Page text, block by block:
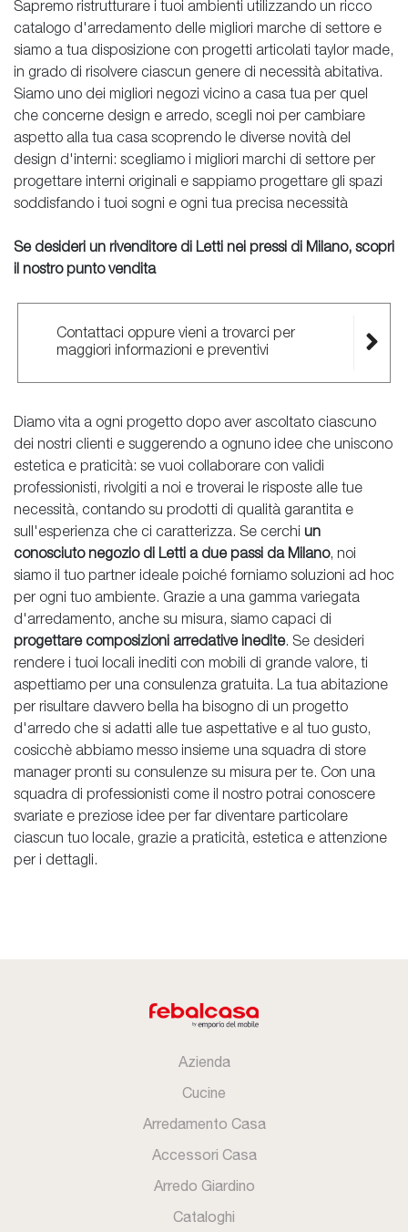
Sapremo ristrutturare i tuoi ambienti utilizzando un ricco
catalogo d'arredamento delle migliori marche di settore e
siamo a tua disposizione con progetti articolati taylor made,
in grado di risolvere ciascun genere di necessità abitativa.
Siamo uno dei migliori negozi vicino a casa tua per quel
che concerne design e arredo, scegli noi per cambiare
aspetto alla tua casa scoprendo le diverse novità del
design d'interni: scegliamo i migliori marchi di settore per
progettare interni originali e sappiamo progettare gli spazi
soddisfando i tuoi sogni e ogni tua precisa necessità
Se desideri un rivenditore di Letti nei pressi di Milano, scopri
il nostro punto vendita
Contattaci oppure vieni a trovarci per
maggiori informazioni e preventivi
Diamo vita a ogni progetto dopo aver ascoltato ciascuno
dei nostri clienti e suggerendo a ognuno idee che uniscono
estetica e praticità: se vuoi collaborare con validi
professionisti, rivolgiti a noi e troverai le risposte alle tue
necessità, contando su prodotti di qualità garantita e
sull'esperienza che ci caratterizza. Se cerchi un
conosciuto negozio di Letti a due passi da Milano, noi
siamo il tuo partner ideale poiché forniamo soluzioni ad hoc
per ogni tuo ambiente. Grazie a una gamma variegata
d'arredamento, anche su misura, siamo capaci di
progettare composizioni arredative inedite. Se desideri
rendere i tuoi locali inediti con mobili di grande valore, ti
aspettiamo per una consulenza gratuita. La tua abitazione
per risultare davvero bella ha bisogno di un progetto
d'arredo che si adatti alle tue aspettative e al tuo gusto,
cosicchè abbiamo messo insieme una squadra di store
manager pronti su consulenze su misura per te. Con una
squadra di professionisti come il nostro potrai conoscere
svariate e preziose idee per far diventare particolare
ciascun tuo locale, grazie a praticità, estetica e attenzione
per i dettagli.
Azienda
Cucine
Arredamento Casa
Accessori Casa
Arredo Giardino
Cataloghi